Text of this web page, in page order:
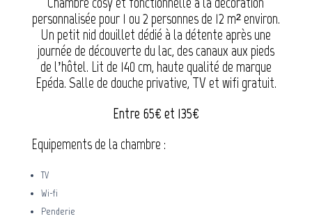
personnalisée pour 1 ou 2 personnes de 12 m² environ.
Un petit nid douillet dédié à la détente après une
journée de découverte du lac, des canaux aux pieds
de l’hôtel. Lit de 140 cm, haute qualité de marque
Epéda. Salle de douche privative, TV et wifi gratuit.
Entre 65€ et 135€
Equipements de la chambre :
TV
Wi-fi
Penderie